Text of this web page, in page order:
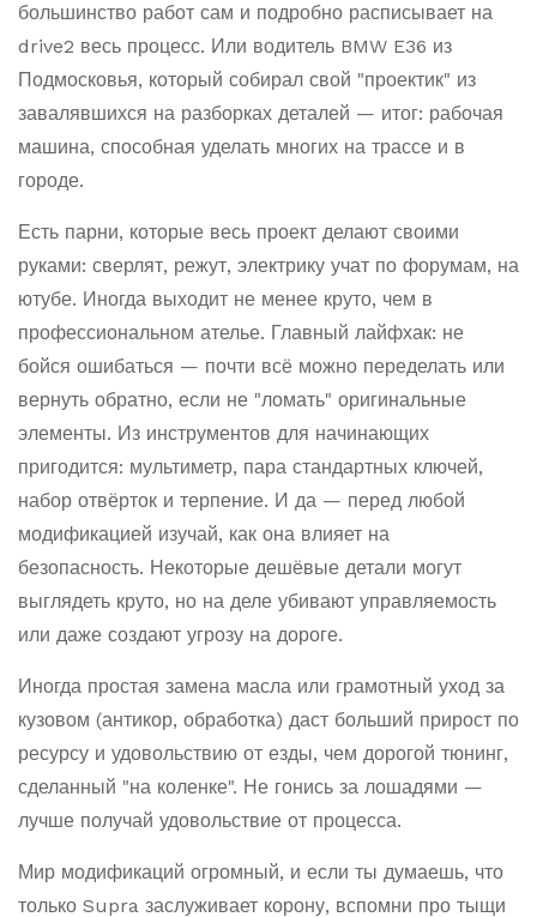
большинство работ сам и подробно расписывает на
drive2 весь процесс. Или водитель BMW E36 из
Подмосковья, который собирал свой "проектик" из
завалявшихся на разборках деталей — итог: рабочая
машина, способная уделать многих на трассе и в
городе.
Есть парни, которые весь проект делают своими
руками: сверлят, режут, электрику учат по форумам, на
ютубе. Иногда выходит не менее круто, чем в
профессиональном ателье. Главный лайфхак: не
бойся ошибаться — почти всё можно переделать или
вернуть обратно, если не "ломать" оригинальные
элементы. Из инструментов для начинающих
пригодится: мультиметр, пара стандартных ключей,
набор отвёрток и терпение. И да — перед любой
модификацией изучай, как она влияет на
безопасность. Некоторые дешёвые детали могут
выглядеть круто, но на деле убивают управляемость
или даже создают угрозу на дороге.
Иногда простая замена масла или грамотный уход за
кузовом (антикор, обработка) даст больший прирост по
ресурсу и удовольствию от езды, чем дорогой тюнинг,
сделанный "на коленке". Не гонись за лошадями —
лучше получай удовольствие от процесса.
Мир модификаций огромный, и если ты думаешь, что
только Supra заслуживает корону, вспомни про тыщи